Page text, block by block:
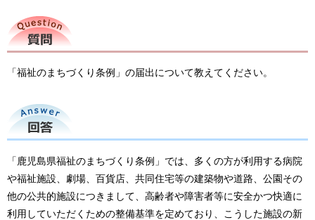
質問
「福祉のまちづくり条例」の届出について教えてください。
回答
「鹿児島県福祉のまちづくり条例」では、多くの方が利用する病院
や福祉施設、劇場、百貨店、共同住宅等の建築物や道路、公園その
他の公共的施設につきまして、高齢者や障害者等に安全かつ快適に
利用していただくための整備基準を定めており、こうした施設の新